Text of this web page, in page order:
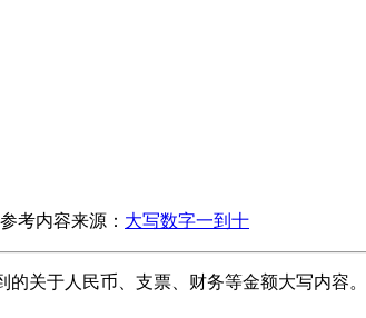
考内容来源： 大写数字一到十
关于人民币、支票、财务等金额大写内容。